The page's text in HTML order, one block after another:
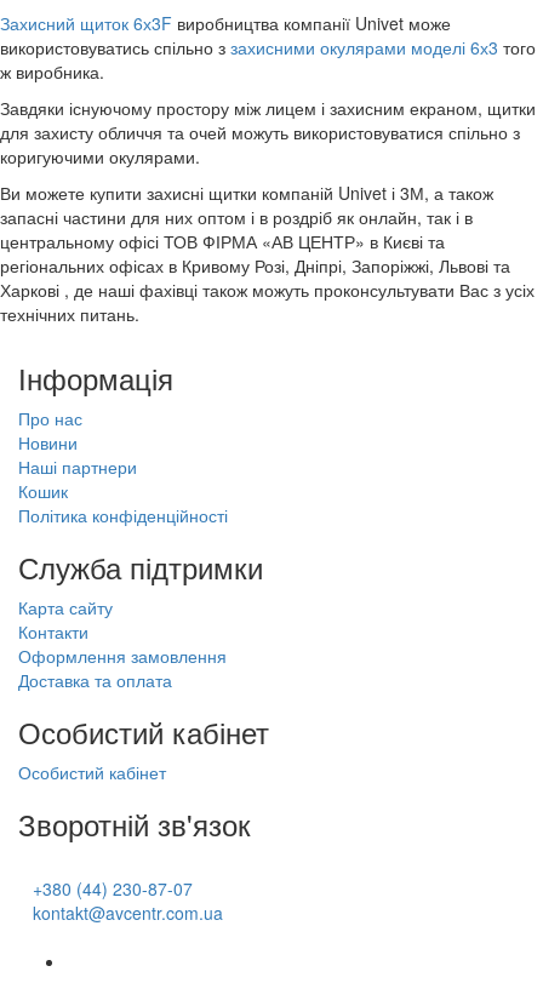
Захисний щиток 6х3F виробництва компанії Univet може
використовуватись спільно з захисними окулярами моделі 6х3 того
ж виробника.
Завдяки існуючому простору між лицем і захисним екраном, щитки
для захисту обличчя та очей можуть використовуватися спільно з
коригуючими окулярами.
Ви можете купити захисні щитки компаній Univet і 3М, а також
запасні частини для них оптом і в роздріб як онлайн, так і в
центральному офісі ТОВ ФІРМА «АВ ЦЕНТР» в Києві та
регіональних офісах в Кривому Розі, Дніпрі, Запоріжжі, Львові та
Харкові , де наші фахівці також можуть проконсультувати Вас з усіх
технічних питань.
Інформація
Про нас
Новини
Наші партнери
Кошик
Політика конфіденційності
Служба підтримки
Карта сайту
Контакти
Оформлення замовлення
Доставка та оплата
Особистий кабінет
Особистий кабінет
Зворотній зв'язок
+380 (44) 230-87-07
kontakt@avcentr.com.ua